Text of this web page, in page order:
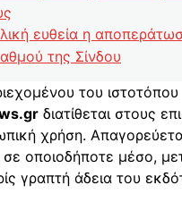
ευθεία η
της Σίνδου
του ιστοτόπου
διατίθεται στους
χρήση.
οποιοδήποτε μέσο,
γραπτή άδεια του